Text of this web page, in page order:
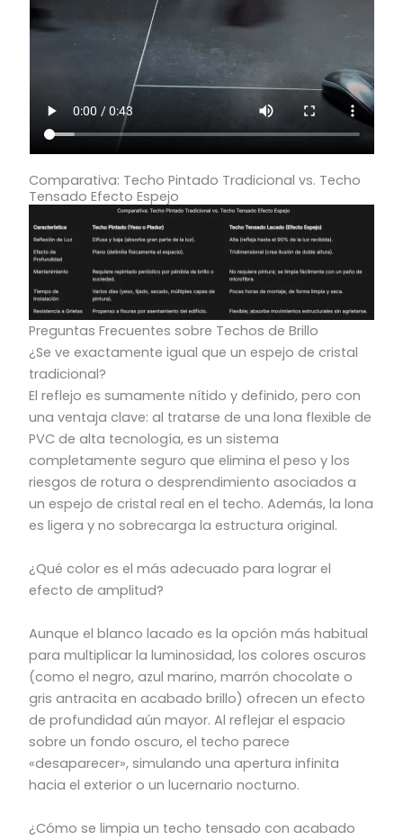
Comparativa: Techo Pintado Tradicional vs. Techo
Tensado Efecto Espejo
Preguntas Frecuentes sobre Techos de Brillo
¿Se ve exactamente igual que un espejo de cristal
tradicional?
El reflejo es sumamente nítido y definido, pero con
una ventaja clave: al tratarse de una lona flexible de
PVC de alta tecnología, es un sistema
completamente seguro que elimina el peso y los
riesgos de rotura o desprendimiento asociados a
un espejo de cristal real en el techo. Además, la lona
es ligera y no sobrecarga la estructura original.
¿Qué color es el más adecuado para lograr el
efecto de amplitud?
Aunque el blanco lacado es la opción más habitual
para multiplicar la luminosidad, los colores oscuros
(como el negro, azul marino, marrón chocolate o
gris antracita en acabado brillo) ofrecen un efecto
de profundidad aún mayor. Al reflejar el espacio
sobre un fondo oscuro, el techo parece
«desaparecer», simulando una apertura infinita
hacia el exterior o un lucernario nocturno.
¿Cómo se limpia un techo tensado con acabado